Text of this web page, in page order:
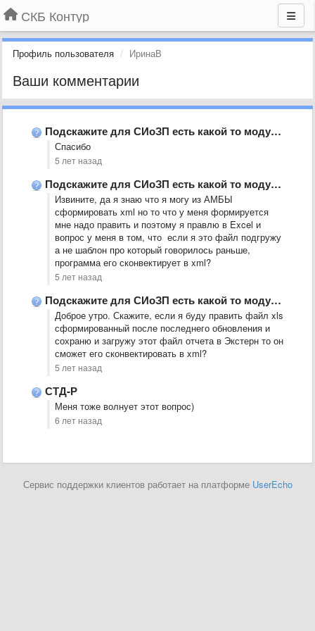
СКБ Контур
Профиль пользователя ИринаВ
Ваши комментарии
Подскажите для СИоЗП есть какой то модуль выгрузки или что-нибудь …
Спасибо
5 лет назад
Подскажите для СИоЗП есть какой то модуль выгрузки или что-нибудь …
Извините, да я знаю что я могу из АМБЫ
сформировать хml но то что у меня формируется
мне надо править и поэтому я правлю в Excel и
вопрос у меня в том, что если я это файл подгружу
а не шаблон про который говорилось раньше,
программа его сконвектирует в xml?
5 лет назад
Подскажите для СИоЗП есть какой то модуль выгрузки или что-нибудь …
Доброе утро. Скажите, если я буду править файл xls
сформированный после последнего обновления и
сохраню и загружу этот файл отчета в Экстерн то он
сможет его сконвектировать в xml?
5 лет назад
СТД-Р
Меня тоже волнует этот вопрос)
6 лет назад
Сервис поддержки клиентов работает на платформе UserEcho